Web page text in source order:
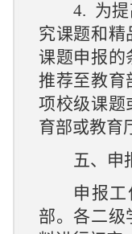
4. 为
究课题和精
课题申报的
推荐至教育
项校级课题
育部或教育
五、申
申报
部。各二级